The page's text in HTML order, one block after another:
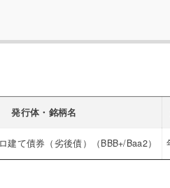
発行体・銘柄名
建て債券（劣後債）（BBB+/Baa2）